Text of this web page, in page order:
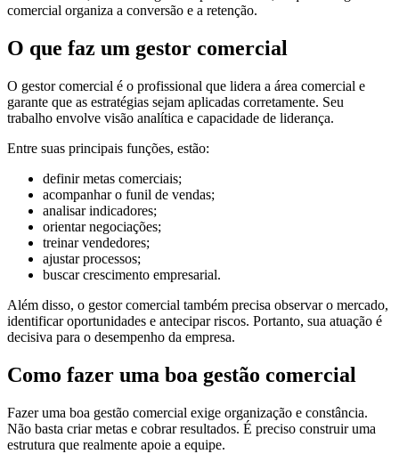
comercial organiza a conversão e a retenção.
O que faz um gestor comercial
O gestor comercial é o profissional que lidera a área comercial e
garante que as estratégias sejam aplicadas corretamente. Seu
trabalho envolve visão analítica e capacidade de liderança.
Entre suas principais funções, estão:
definir metas comerciais;
acompanhar o funil de vendas;
analisar indicadores;
orientar negociações;
treinar vendedores;
ajustar processos;
buscar crescimento empresarial.
Além disso, o gestor comercial também precisa observar o mercado,
identificar oportunidades e antecipar riscos. Portanto, sua atuação é
decisiva para o desempenho da empresa.
Como fazer uma boa gestão comercial
Fazer uma boa gestão comercial exige organização e constância.
Não basta criar metas e cobrar resultados. É preciso construir uma
estrutura que realmente apoie a equipe.